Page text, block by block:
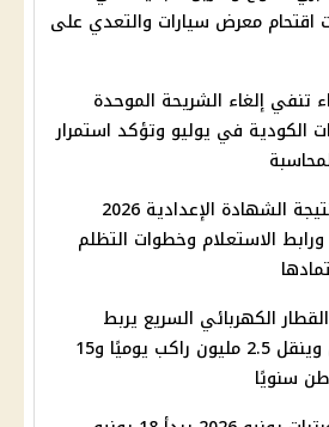
اقتحام معرض سيارات والتعدي على
تنفي إلغاء الشريحة الموحدة
الكودية في يوليو وتؤكد استمرار
موعد نتيجة الشهادة الإعدادية 2026
ورابط الاستعلام وخطوات التظلم
الكهربائي السريع يربط
البحرين وينقل 2.5 مليون راكب يوميًا و15
سنويًا